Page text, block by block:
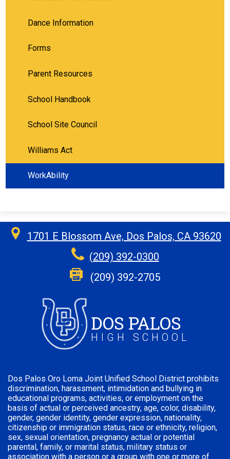
Dance Information
Forms
Parent Resources
School Handbook
School Site Council
Williams Act
WorkAbility
1701 E Blossom Ave, Dos Palos, CA 93620
(209) 392-0300
(209) 392-2705
DOS PALOS
HIGH SCHOOL
Dos Palos Oro Loma Joint Unified School District prohibits
discrimination, harassment, intimidation and bullying in
educational programs, activities, or employment on the
basis of actual or perceived ancestry, age, color, disability,
gender, gender identity, gender expression, nationality,
citizenship or immigration status, race or ethnicity, religion,
sex, sexual orientation, pregnancy actual or potential
parental, family, or marital status, military status or
association with a person or a group with one or more of